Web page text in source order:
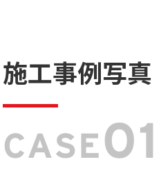
施工事例写真
CASE01